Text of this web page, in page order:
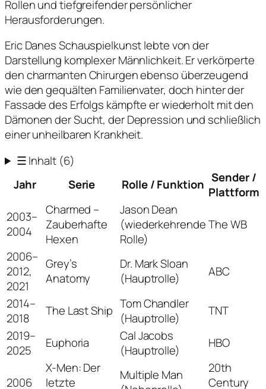
Rollen und tiefgreifender persönlicher
Herausforderungen.
Eric Danes Schauspielkunst lebte von der
Darstellung komplexer Männlichkeit. Er verkörperte
den charmanten Chirurgen ebenso überzeugend
wie den gequälten Familienvater, doch hinter der
Fassade des Erfolgs kämpfte er wiederholt mit den
Dämonen der Sucht, der Depression und schließlich
einer unheilbaren Krankheit.
☰Inhalt (6)
Jahr
Serie Rolle / Funktion Sender /
Plattform
2003–
2004
Charmed –
Zauberhafte
Hexen
Jason Dean
(wiederkehrende
Rolle)
The WB
2006–
2012,
2021
Grey’s
Anatomy
Dr. Mark Sloan
(Hauptrolle)
ABC
2014–
2018
The Last Ship Tom Chandler
(Hauptrolle)
TNT
2019–
2025
Euphoria
Cal Jacobs
(Hauptrolle)
HBO
2006
X-Men: Der
letzte
Multiple Man
20th
Century